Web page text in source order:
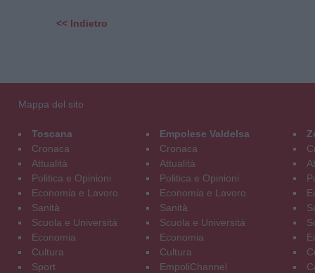
<< Indietro
Mappa del sito
Toscana
Cronaca
Attualità
Politica e Opinioni
Economia e Lavoro
Sanità
Scuola e Università
Economia
Cultura
Sport
Empolese Valdelsa
Cronaca
Attualità
Politica e Opinioni
Economia e Lavoro
Sanità
Scuola e Università
Economia
Cultura
EmpoliChannel